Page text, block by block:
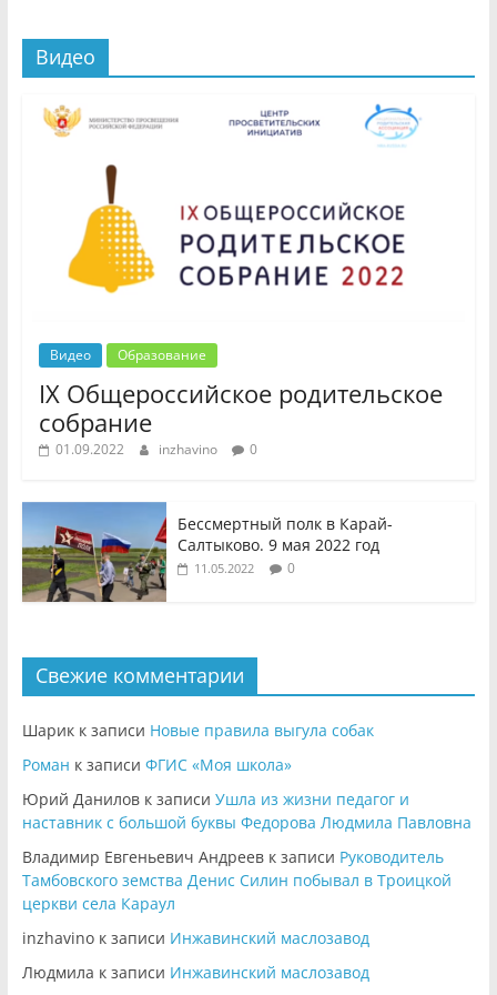
Видео
Видео Образование
IX Общероссийское родительское
собрание
01.09.2022 inzhavino 0
Бессмертный полк в Карай-
Салтыково. 9 мая 2022 год
11.05.2022 0
Свежие комментарии
Шарикк записи Новые правила выгула собак
Роман к записи ФГИС «Моя школа»
Юрий Даниловк записи Ушла из жизни педагог и
наставник с большой буквы Федорова Людмила Павловна
Владимир Евгеньевич Андреевк записи Руководитель
Тамбовского земства Денис Силин побывал в Троицкой
церкви села Караул
inzhavinoк записи Инжавинский маслозавод
Людмила к записи Инжавинский маслозавод